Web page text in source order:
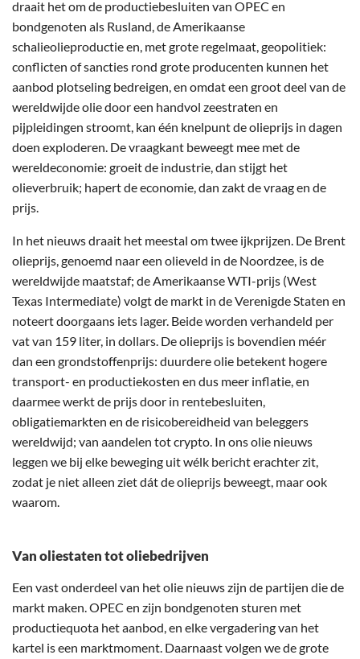
draait het om de productiebesluiten van OPEC en
bondgenoten als Rusland, de Amerikaanse
schalieolieproductie en, met grote regelmaat, geopolitiek:
conflicten of sancties rond grote producenten kunnen het
aanbod plotseling bedreigen, en omdat een groot deel van de
wereldwijde olie door een handvol zeestraten en
pijpleidingen stroomt, kan één knelpunt de olieprijs in dagen
doen exploderen. De vraagkant beweegt mee met de
wereldeconomie: groeit de industrie, dan stijgt het
olieverbruik; hapert de economie, dan zakt de vraag en de
prijs.
In het nieuws draait het meestal om twee ijkprijzen. De Brent
olieprijs, genoemd naar een olieveld in de Noordzee, is de
wereldwijde maatstaf; de Amerikaanse WTI-prijs (West
Texas Intermediate) volgt de markt in de Verenigde Staten en
noteert doorgaans iets lager. Beide worden verhandeld per
vat van 159 liter, in dollars. De olieprijs is bovendien méér
dan een grondstoffenprijs: duurdere olie betekent hogere
transport- en productiekosten en dus meer inflatie, en
daarmee werkt de prijs door in rentebesluiten,
obligatiemarkten en de risicobereidheid van beleggers
wereldwijd; van aandelen tot crypto. In ons olie nieuws
leggen we bij elke beweging uit wélk bericht erachter zit,
zodat je niet alleen ziet dát de olieprijs beweegt, maar ook
waarom.
Van oliestaten tot oliebedrijven
Een vast onderdeel van het olie nieuws zijn de partijen die de
markt maken. OPEC en zijn bondgenoten sturen met
productiequota het aanbod, en elke vergadering van het
kartel is een marktmoment. Daarnaast volgen we de grote